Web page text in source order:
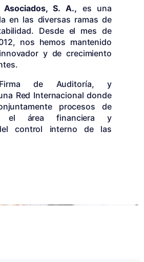
S. A., es una
en las diversas ramas de
Desde el mes de
nos hemos mantenido
y de crecimiento
de Auditoría, y
Red Internacional donde
procesos de
el área financiera y
control interno de las